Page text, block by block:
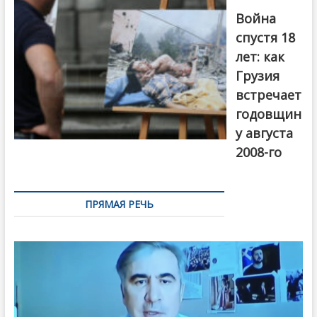
года. Фото:
Первый канал
Война
спустя 18
лет: как
Грузия
встречает
годовщин
у августа
2008-го
ПРЯМАЯ РЕЧЬ